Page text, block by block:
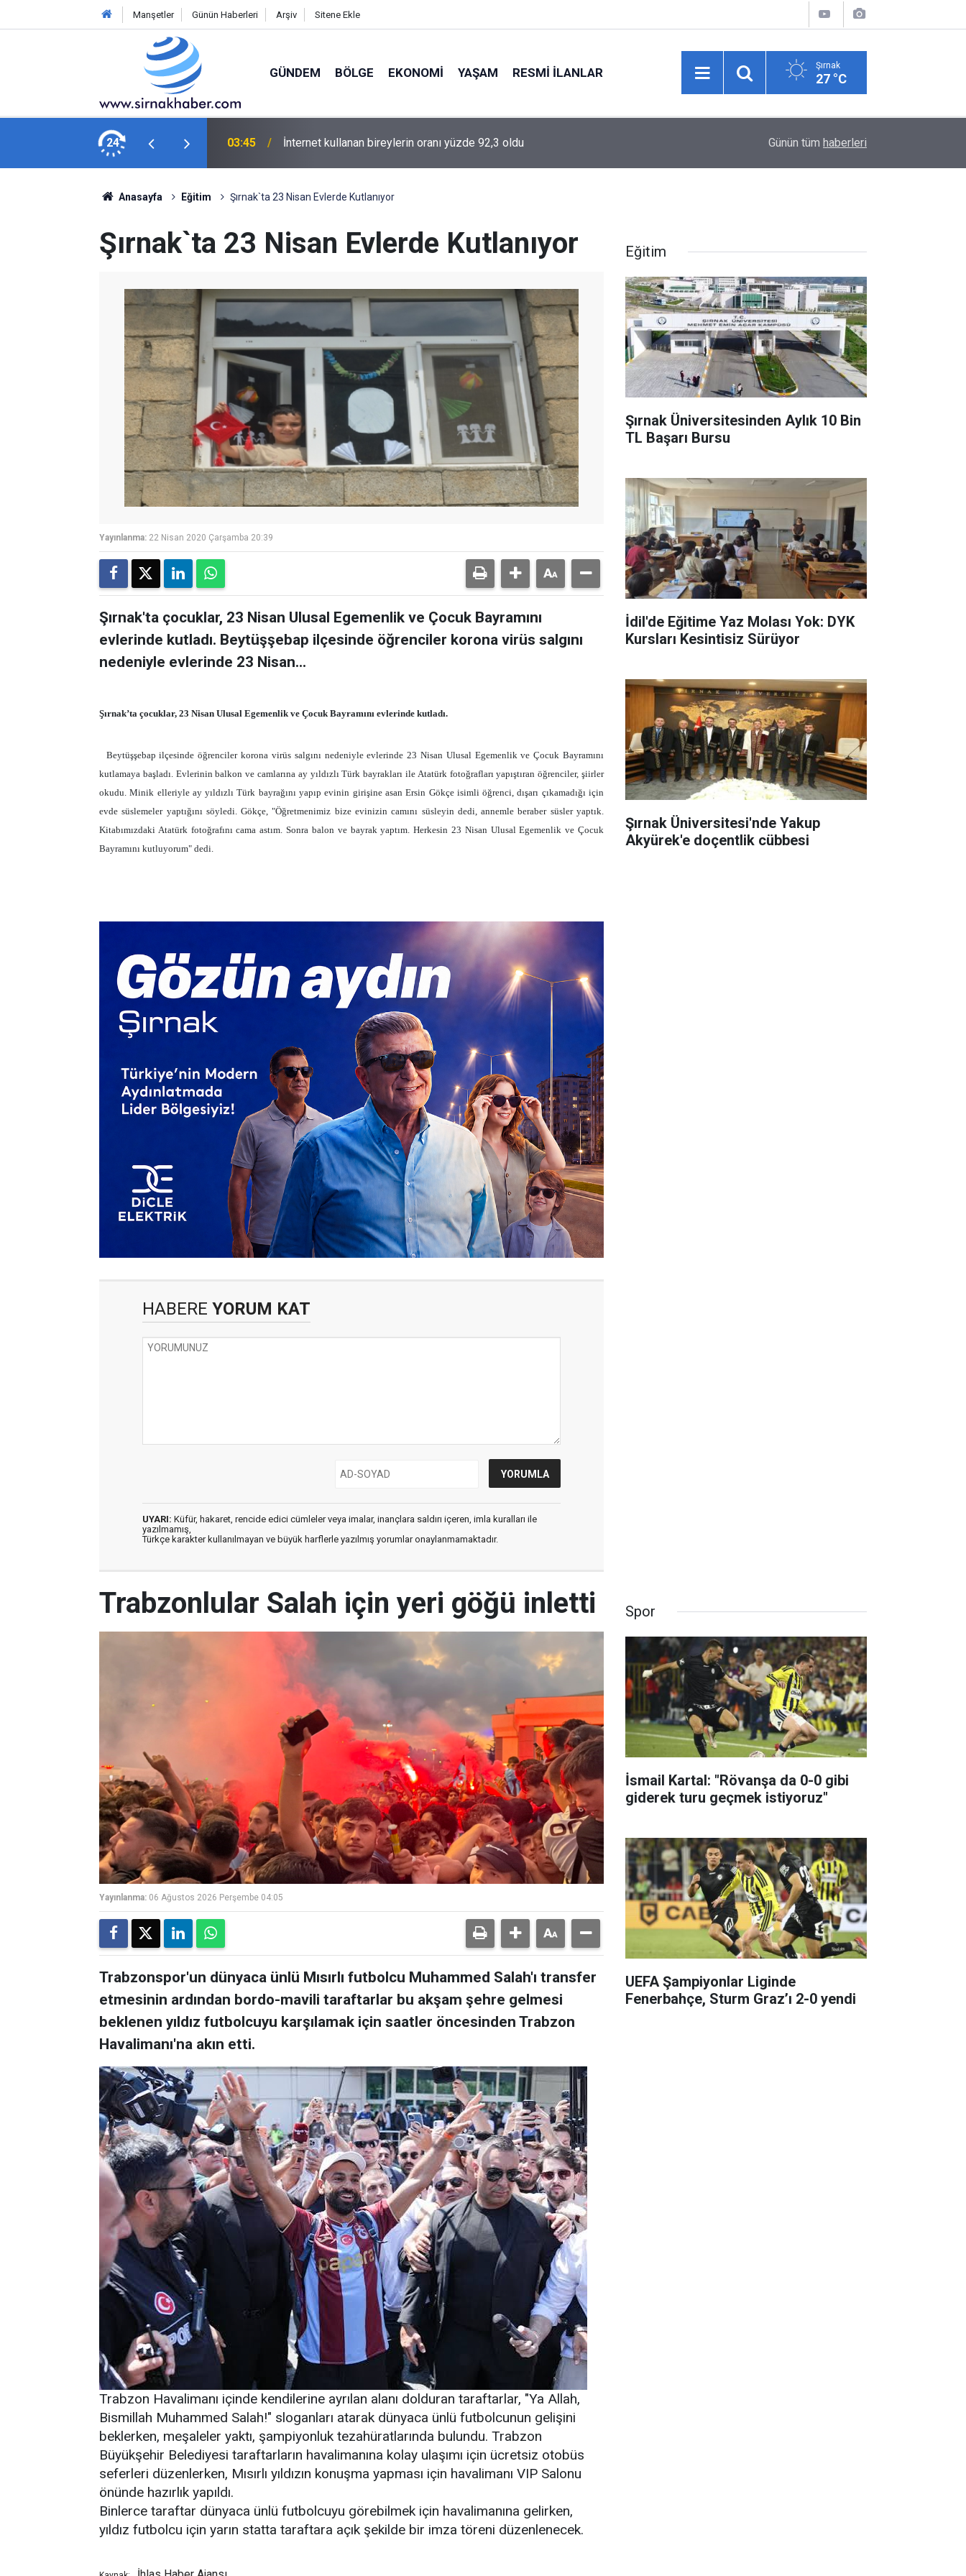
Manşetler Günün Haberleri Arşiv Sitene Ekle
GÜNDEM BÖLGE EKONOMI YAŞAM RESMI İLANLAR Şırnak
27 °C
24 03:45 İnternet kullanan bireylerin oranı yüzde 92,3 oldu İsmail Kartal: "Rövanşa da 0-0 gibi giderek
Günün tüm haberleri
Anasayfa Eğitim Şırnak`ta 23 Nisan Evlerde Kutlanıyor
Şırnak`ta 23 Nisan Evlerde Kutlanıyor
Yayınlanma: 22 Nisan 2020 Çarşamba 20:39
Şırnak'ta çocuklar, 23 Nisan Ulusal Egemenlik ve Çocuk Bayramını
evlerinde kutladı. Beytüşşebap ilçesinde öğrenciler korona virüs salgını
nedeniyle evlerinde 23 Nisan...
Şırnak’ta çocuklar, 23 Nisan Ulusal Egemenlik ve Çocuk Bayramını evlerinde kutladı.
Beytüşşebap ilçesinde öğrenciler korona virüs salgını nedeniyle evlerinde 23 Nisan Ulusal Egemenlik ve Çocuk Bayramını
kutlamaya başladı. Evlerinin balkon ve camlarına ay yıldızlı Türk bayrakları ile Atatürk fotoğrafları yapıştıran öğrenciler, şiirler
okudu. Minik elleriyle ay yıldızlı Türk bayrağını yapıp evinin girişine asan Ersin Gökçe isimli öğrenci, dışarı çıkamadığı için
evde süslemeler yaptığını söyledi. Gökçe, "Öğretmenimiz bize evinizin camını süsleyin dedi, annemle beraber süsler yaptık.
Kitabımızdaki Atatürk fotoğrafını cama astım. Sonra balon ve bayrak yaptım. Herkesin 23 Nisan Ulusal Egemenlik ve Çocuk
Bayramını kutluyorum" dedi.
HABERE YORUM KAT
UYARI: Küfür, hakaret, rencide edici cümleler veya imalar, inançlara saldırı içeren, imla kuralları ile
yazılmamış,
Türkçe karakter kullanılmayan ve büyük harflerle yazılmış yorumlar onaylanmamaktadır.
Eğitim
Şırnak Üniversitesinden Aylık 10 Bin
TL Başarı Bursu
İdil'de Eğitime Yaz Molası Yok: DYK
Kursları Kesintisiz Sürüyor
Şırnak Üniversitesi'nde Yakup
Akyürek'e doçentlik cübbesi
Trabzonlular Salah için yeri göğü inletti
Yayınlanma: 06 Ağustos 2026 Perşembe 04:05
Trabzonspor'un dünyaca ünlü Mısırlı futbolcu Muhammed Salah'ı transfer
etmesinin ardından bordo-mavili taraftarlar bu akşam şehre gelmesi
beklenen yıldız futbolcuyu karşılamak için saatler öncesinden Trabzon
Havalimanı'na akın etti.
Trabzon Havalimanı içinde kendilerine ayrılan alanı dolduran taraftarlar, "Ya Allah,
Bismillah Muhammed Salah!" sloganları atarak dünyaca ünlü futbolcunun gelişini
beklerken, meşaleler yaktı, şampiyonluk tezahüratlarında bulundu. Trabzon
Büyükşehir Belediyesi taraftarların havalimanına kolay ulaşımı için ücretsiz otobüs
seferleri düzenlerken, Mısırlı yıldızın konuşma yapması için havalimanı VIP Salonu
önünde hazırlık yapıldı.
Binlerce taraftar dünyaca ünlü futbolcuyu görebilmek için havalimanına gelirken,
yıldız futbolcu için yarın statta taraftara açık şekilde bir imza töreni düzenlenecek.
Spor
İsmail Kartal: "Rövanşa da 0-0 gibi
giderek turu geçmek istiyoruz"
UEFA Şampiyonlar Liginde
Fenerbahçe, Sturm Graz’ı 2-0 yendi